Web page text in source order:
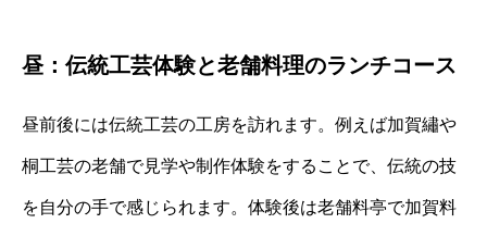
昼：伝統工芸体験と老舗料理のランチコース
昼前後には伝統工芸の工房を訪れます。例えば加賀繡や
桐工芸の老舗で見学や制作体験をすることで、伝統の技
を自分の手で感じられます。体験後は老舗料亭で加賀料